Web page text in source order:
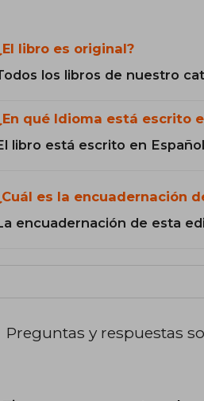
libro es original?
los libros de nuestro
qué Idioma está escrito
libro está escrito en
es la encuadernación
encuadernación de esta
Preguntas y respuestas